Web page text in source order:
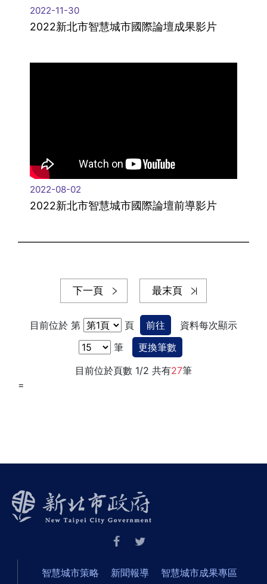
2022-11-30
2022新北市智慧城市國際論壇成果影片
2022-08-02
2022新北市智慧城市國際論壇前導影片
下一頁 最末頁
目前位於 第 頁 前往
資料每次顯示
筆
更換筆數
目前位於頁數 1/2 共有27筆
=
智慧城市策略 新聞報導 智慧城市成果專區